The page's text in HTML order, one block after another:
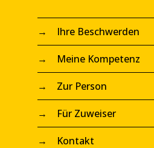
→ Ihre Beschwerden
→ Meine Kompetenz
→ Zur Person
→ Für Zuweiser
→ Kontakt